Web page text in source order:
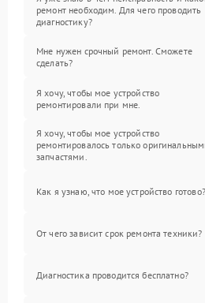
ремонт необходим. Для чего проводить
диагностику?
Мне нужен срочный ремонт. Сможете
сделать?
Я хочу, чтобы мое устройство
ремонтировали при мне.
Я хочу, чтобы мое устройство
ремонтировалось только
запчастями.
Как я узнаю, что мое устройство готово?
От чего зависит срок ремонта техники?
Диагностика проводится бесплатно?